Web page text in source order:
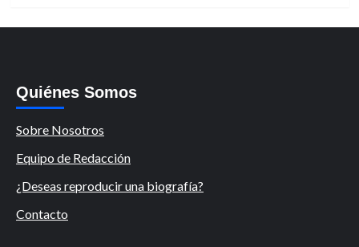
Quiénes Somos
Sobre Nosotros
Equipo de Redacción
¿Deseas reproducir una biografía?
Contacto